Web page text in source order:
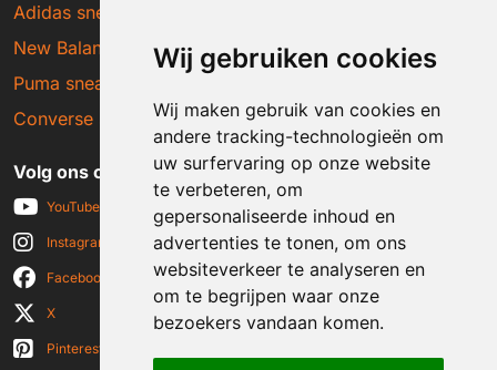
Wij gebruiken cookies
Wij maken gebruik van cookies en
andere tracking-technologieën om
uw surfervaring op onze website
te verbeteren, om
gepersonaliseerde inhoud en
advertenties te tonen, om ons
websiteverkeer te analyseren en
om te begrijpen waar onze
bezoekers vandaan komen.
Adidas sneakers
New Balance sneakers
Puma sneakers
Converse sneakers
Volg ons op social media
YouTube
Instagram
Facebook
X
Pinterest